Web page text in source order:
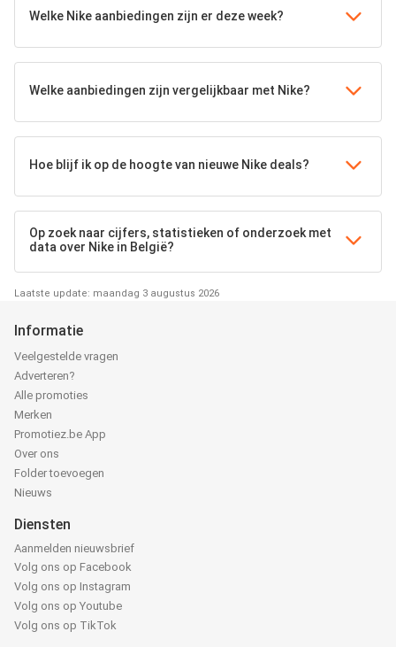
Welke Nike aanbiedingen zijn er deze week?
Welke aanbiedingen zijn vergelijkbaar met Nike?
Hoe blijf ik op de hoogte van nieuwe Nike deals?
Op zoek naar cijfers, statistieken of onderzoek met
data over Nike in België?
Laatste update: maandag 3 augustus 2026
Informatie
Veelgestelde vragen
Adverteren?
Alle promoties
Merken
Promotiez.be App
Over ons
Folder toevoegen
Nieuws
Diensten
Aanmelden nieuwsbrief
Volg ons op Facebook
Volg ons op Instagram
Volg ons op Youtube
Volg ons op TikTok